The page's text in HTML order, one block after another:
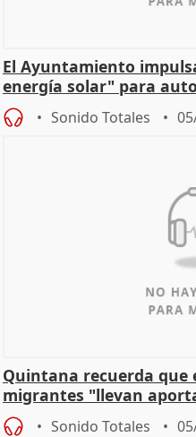
El Ayuntamiento
energía solar" para
Sonido Totales
Quintana recuerda que
migrantes "llevan
central
Sonido Totales